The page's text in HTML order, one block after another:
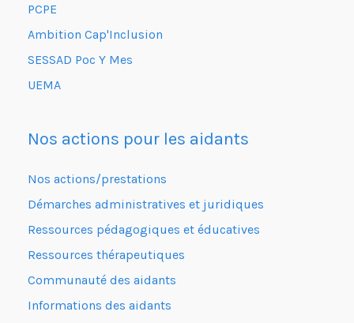
PCPE
Ambition Cap'Inclusion
SESSAD Poc Y Mes
UEMA
Nos actions pour les aidants
Nos actions/prestations
Démarches administratives et juridiques
Ressources pédagogiques et éducatives
Ressources thérapeutiques
Communauté des aidants
Informations des aidants